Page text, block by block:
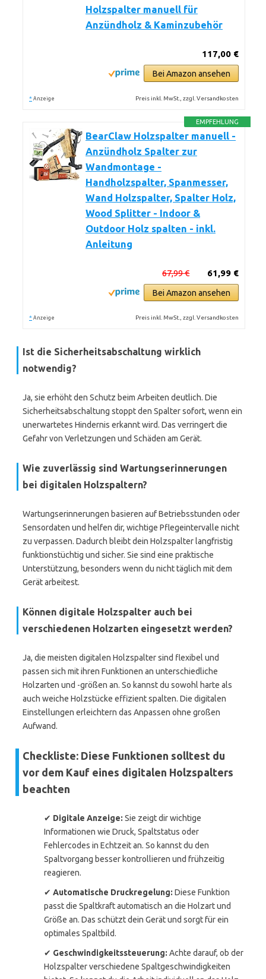
Holzspalter manuell für
Anzündholz & Kaminzubehör
117,00 €
Bei Amazon ansehen
* Anzeige Preis inkl. MwSt., zzgl. Versandkosten
EMPFEHLUNG
BearClaw Holzspalter manuell -
Anzündholz Spalter zur
Wandmontage -
Handholzspalter, Spanmesser,
Wand Holzspalter, Spalter Holz,
Wood Splitter - Indoor &
Outdoor Holz spalten - inkl.
Anleitung
61,99 €
67,99 €
Bei Amazon ansehen
* Anzeige Preis inkl. MwSt., zzgl. Versandkosten
Ist die Sicherheitsabschaltung wirklich
notwendig?
Ja, sie erhöht den Schutz beim Arbeiten deutlich. Die
Sicherheitsabschaltung stoppt den Spalter sofort, wenn ein
unerwartetes Hindernis erkannt wird. Das verringert die
Gefahr von Verletzungen und Schäden am Gerät.
Wie zuverlässig sind Wartungserinnerungen
bei digitalen Holzspaltern?
Wartungserinnerungen basieren auf Betriebsstunden oder
Sensordaten und helfen dir, wichtige Pflegeintervalle nicht
zu verpassen. Dadurch bleibt dein Holzspalter langfristig
funktionstüchtig und sicher. Sie sind eine praktische
Unterstützung, besonders wenn du nicht täglich mit dem
Gerät arbeitest.
Können digitale Holzspalter auch bei
verschiedenen Holzarten eingesetzt werden?
Ja, die meisten digitalen Holzspalter sind flexibel und
passen sich mit ihren Funktionen an unterschiedliche
Holzarten und -größen an. So kannst du sowohl harte als
auch weiche Holzstücke effizient spalten. Die digitalen
Einstellungen erleichtern das Anpassen ohne großen
Aufwand.
Checkliste: Diese Funktionen solltest du
vor dem Kauf eines digitalen Holzspalters
beachten
✔ Digitale Anzeige: Sie zeigt dir wichtige
Informationen wie Druck, Spaltstatus oder
Fehlercodes in Echtzeit an. So kannst du den
Spaltvorgang besser kontrollieren und frühzeitig
reagieren.
✔ Automatische Druckregelung: Diese Funktion
passt die Spaltkraft automatisch an die Holzart und
Größe an. Das schützt dein Gerät und sorgt für ein
optimales Spaltbild.
✔ Geschwindigkeitssteuerung: Achte darauf, ob der
Holzspalter verschiedene Spaltgeschwindigkeiten